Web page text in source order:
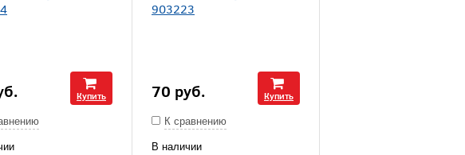
Купить
903223
70 руб. Купить
К сравнению
В наличии